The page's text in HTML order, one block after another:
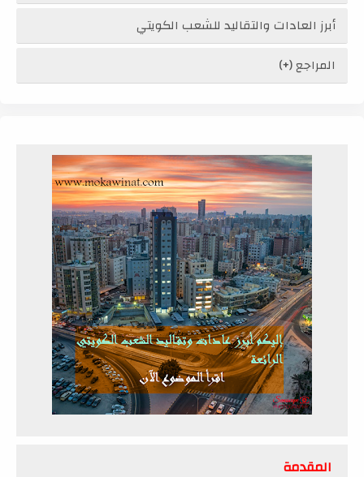
أبرز العادات والتقاليد للشعب الكويتي
المراجع (+)
المقدمة